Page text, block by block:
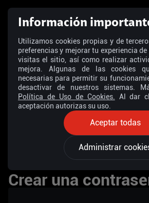
Crear una
Información
Utilizamos cookies propias y de
preferencias y mejorar tu experiencia
visitas el sitio, así como realizar
mejora. Algunas de las cookies
necesarias para permitir su
desactivar de nuestros sistemas.
Política de Uso de Cookies.
Al dar
aceptación autorizas su uso.
Aceptar todas
Administrar